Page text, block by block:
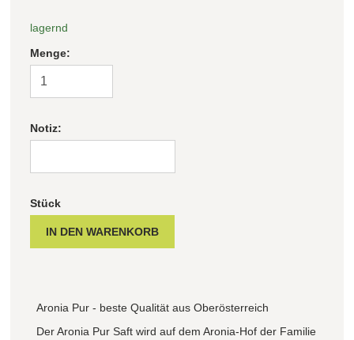
lagernd
Menge:
Notiz:
Stück
Aronia Pur - beste Qualität aus Oberösterreich
Der Aronia Pur Saft wird auf dem Aronia-Hof der Familie